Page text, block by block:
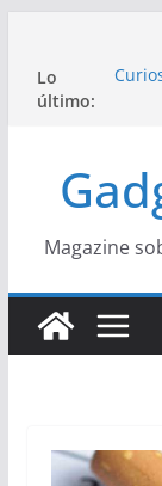
contenido
Lo
último:
La
La
Magazine